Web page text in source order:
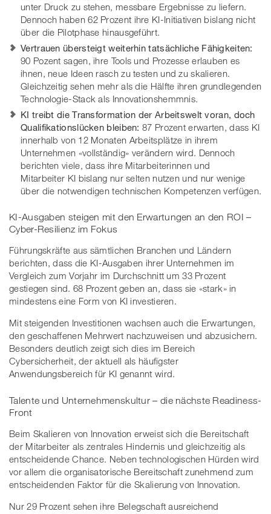
unter Druck zu stehen, messbare Ergebnisse zu liefern.
Dennoch haben 62 Prozent ihre KI-Initiativen bislang nicht
über die Pilotphase hinausgeführt.
Vertrauen übersteigt weiterhin tatsächliche Fähigkeiten:
90 Pozent sagen, ihre Tools und Prozesse erlauben es
ihnen, neue Ideen rasch zu testen und zu skalieren.
Gleichzeitig sehen mehr als die Hälfte ihren grundlegenden
Technologie-Stack als Innovationshemmnis.
KI treibt die Transformation der Arbeitswelt voran, doch
Qualifikationslücken bleiben: 87 Prozent erwarten, dass KI
innerhalb von 12 Monaten Arbeitsplätze in ihrem
Unternehmen «vollständig» verändern wird. Dennoch
berichten viele, dass ihre Mitarbeiterinnen und
Mitarbeiter KI bislang nur selten nutzen und nur wenige
über die notwendigen technischen Kompetenzen verfügen.
KI-Ausgaben steigen mit den Erwartungen an den ROI –
Cyber-Resilienz im Fokus
Führungskräfte aus sämtlichen Branchen und Ländern
berichten, dass die KI-Ausgaben ihrer Unternehmen im
Vergleich zum Vorjahr im Durchschnitt um 33 Prozent
gestiegen sind. 68 Prozent geben an, dass sie «stark» in
mindestens eine Form von KI investieren.
Mit steigenden Investitionen wachsen auch die Erwartungen,
den geschaffenen Mehrwert nachzuweisen und abzusichern.
Besonders deutlich zeigt sich dies im Bereich
Cybersicherheit, der aktuell als häufigster
Anwendungsbereich für KI genannt wird.
Talente und Unternehmenskultur – die nächste Readiness-
Front
Beim Skalieren von Innovation erweist sich die Bereitschaft
der Mitarbeiter als zentrales Hindernis und gleichzeitig als
entscheidende Chance. Neben technologischen Hürden wird
vor allem die organisatorische Bereitschaft zunehmend zum
entscheidenden Faktor für die Skalierung von Innovation.
Nur 29 Prozent sehen ihre Belegschaft ausreichend